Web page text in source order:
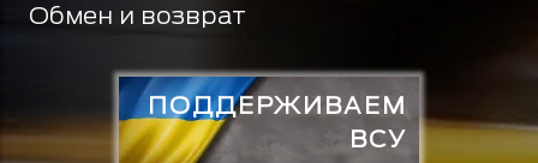
Обмен и возврат
ПОДДЕРЖИВАЕМ
ВСУ